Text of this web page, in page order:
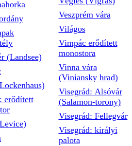
(Landsee)
erődített
Veszprém vára
Világos
Vimpác erődített
monostora
Vinna vára
(Viniansky hrad)
Visegrád: Alsóvár
(Salamon-torony)
Visegrád: Fellegvár
Visegrád: királyi
palota